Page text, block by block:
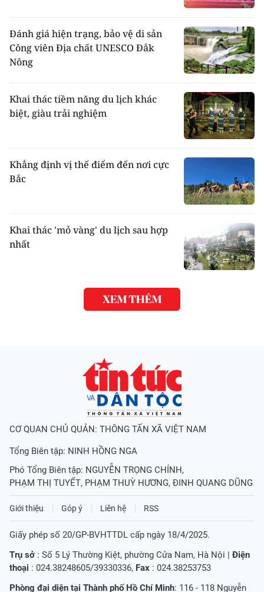
Đánh giá hiện trạng, bảo vệ di sản
Công viên Địa chất UNESCO Đắk
Nông
Khai thác tiềm năng du lịch khác
biệt, giàu trải nghiệm
Khẳng định vị thế điểm đến nơi cực
Bắc
Khai thác 'mỏ vàng' du lịch sau hợp
nhất
XEM THÊM
CƠ QUAN CHỦ QUẢN: THÔNG TẤN XÃ VIỆT NAM
Tổng Biên tập: NINH HỒNG NGA
Phó Tổng Biên tập: NGUYỄN TRỌNG CHÍNH,
PHẠM THỊ TUYẾT, PHẠM THUỲ HƯƠNG, ĐINH QUANG DŨNG
Giới thiệu Góp ý Liên hệ RSS
Giấy phép số 20/GP-BVHTTDL cấp ngày 18/4/2025.
Trụ sở : Số 5 Lý Thường Kiệt, phường Cửa Nam, Hà Nội |Điện
thoại : 024.38248605/39330336, Fax : 024.38253753
Phòng đại diện tại Thành phố Hồ Chí Minh: 116 - 118 Nguyễn